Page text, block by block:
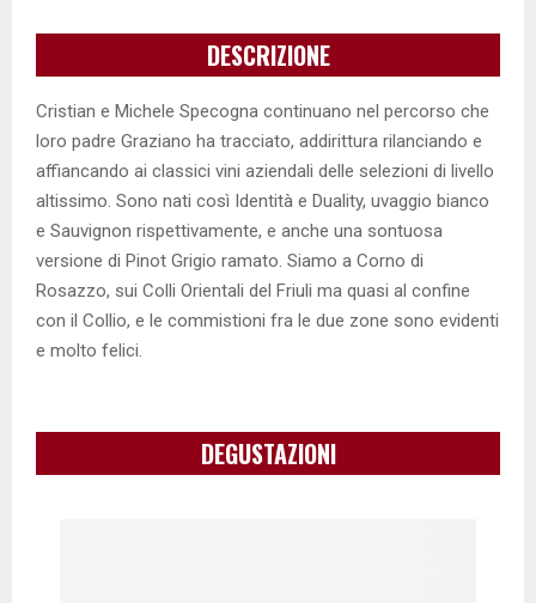
DESCRIZIONE
Cristian e Michele Specogna continuano nel percorso che
loro padre Graziano ha tracciato, addirittura rilanciando e
affiancando ai classici vini aziendali delle selezioni di livello
altissimo. Sono nati così Identità e Duality, uvaggio bianco
e Sauvignon rispettivamente, e anche una sontuosa
versione di Pinot Grigio ramato. Siamo a Corno di
Rosazzo, sui Colli Orientali del Friuli ma quasi al confine
con il Collio, e le commistioni fra le due zone sono evidenti
e molto felici.
DEGUSTAZIONI